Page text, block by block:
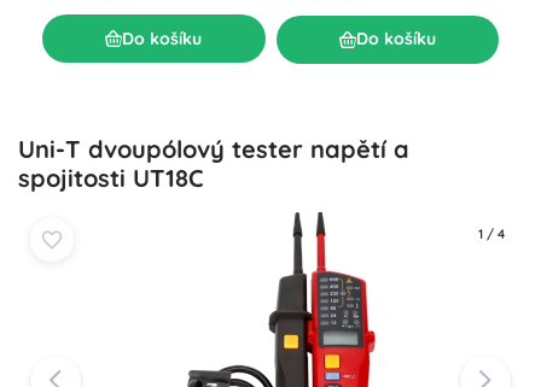
Do košíku Do košíku
Uni-T dvoupólový tester napětí a
spojitosti UT18C
1 / 4